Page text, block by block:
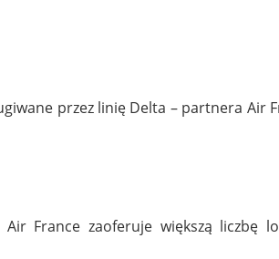
przez linię Delta – partnera
France zaoferuje większą